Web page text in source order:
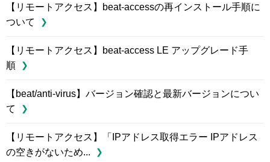
【リモートアクセス】beat-accessの再インストール手順に
ついて
【リモートアクセス】beat-access LE アップグレード手
順
【beat/anti-virus】バージョン確認と最新バージョンについ
て
【リモートアクセス】「IPアドレス取得エラー IPアドレス
の空きがないため...